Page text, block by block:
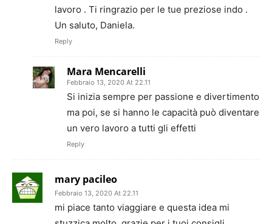
lavoro . Ti ringrazio per le tue preziose indo .
Un saluto, Daniela.
Reply
Mara Mencarelli
Febbraio 13, 2020 At 22.11
Si inizia sempre per passione e divertimento
ma poi, se si hanno le capacità può diventare
un vero lavoro a tutti gli effetti
Reply
mary pacileo
Febbraio 13, 2020 At 22.11
mi piace tanto viaggiare e questa idea mi